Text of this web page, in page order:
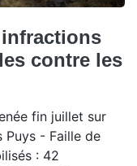
contre les
fin juillet sur
Puys - Faille de
: 42